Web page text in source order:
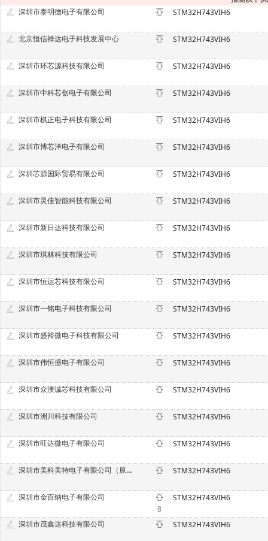
深圳市泰明德电子有限公司
STM32H743VIH6
北京恒信祥达电子科技发展中心 STM32H743VIH6
深圳市环芯源科技有限公司 STM32H743VIH6
深圳市中科芯创电子有限公司 STM32H743VIH6
深圳市棋正电子科技有限公司 STM32H743VIH6
深圳市博芯洋电子有限公司 STM32H743VIH6
深圳芯源国际贸易有限公司 STM32H743VIH6
深圳市灵佳智能科技有限公司 STM32H743VIH6
深圳市新日达科技有限公司 STM32H743VIH6
深圳市琪林科技有限公司 STM32H743VIH6
深圳市恒运芯科技有限公司 STM32H743VIH6
深圳市一铭电子科技有限公司 STM32H743VIH6
深圳市盛裕微电子科技有限公司 STM32H743VIH6
深圳市伟恒盛电子有限公司 STM32H743VIH6
深圳市众澳诚芯科技有限公司 STM32H743VIH6
深圳市洲川科技有限公司 STM32H743VIH6
深圳市旺达微电子有限公司 STM32H743VIH6
深圳市美科美特电子有限公司（原盛达电子） STM32H743VIH6
深圳市金百纳电子有限公司
8
STM32H743VIH6
深圳市茂鑫达科技有限公司 STM32H743VIH6